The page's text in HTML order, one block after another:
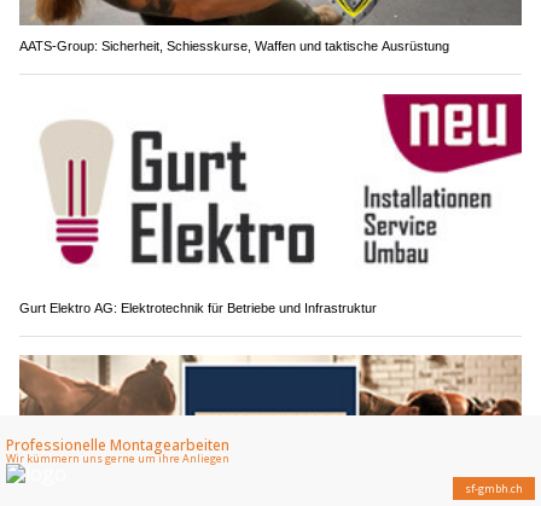
AATS-Group: Sicherheit, Schiesskurse, Waffen und taktische Ausrüstung
Gurt Elektro AG: Elektrotechnik für Betriebe und Infrastruktur